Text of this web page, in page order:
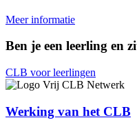
Meer informatie
Ben je een leerling en
CLB voor leerlingen
Werking van het CLB